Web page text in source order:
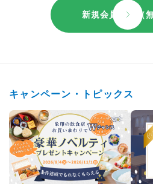
新規会員登録（無
キャンペーン・トピックス